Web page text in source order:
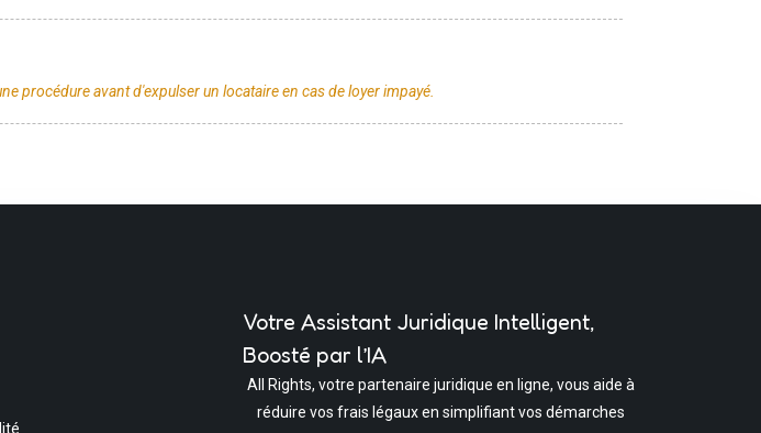
Votre Assistant Juridique Intelligent,
Boosté par l’IA
All Rights, votre partenaire juridique en ligne, vous aide à
réduire vos frais légaux en simplifiant vos démarches